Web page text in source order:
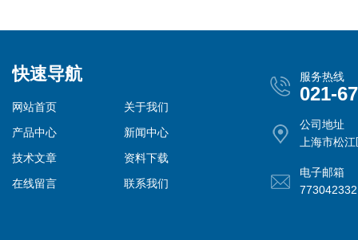
快速导航
网站首页
关于我们
产品中心
新闻中心
技术文章
资料下载
在线留言
联系我们
服务热线
021-
公司地址
上海市松
电子邮箱